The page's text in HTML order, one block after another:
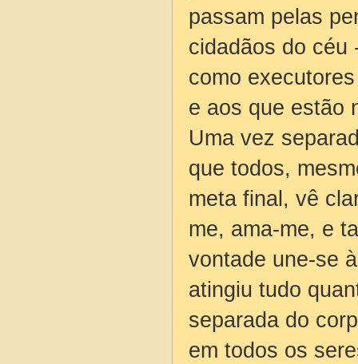
passam pelas
cidadãos do céu
como
e aos que estão
Uma vez
que todos,
meta final, vê
me, ama-me, e
vontade une-se
atingiu tudo
separada do
em todos os